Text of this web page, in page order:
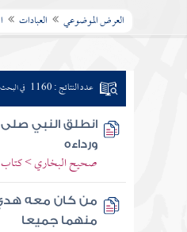
العرض الموضوعي العبادات
عدد النتائج : 1160 في
انطلق النبي
ورداءه
صحيح البخاري > كتاب
من كان معه هدي
منهما جميعا